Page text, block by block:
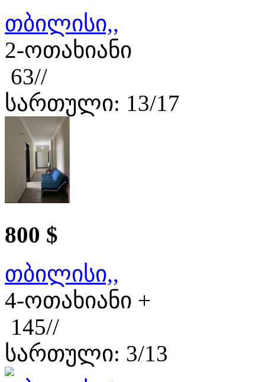
თბილისი,,
2-ოთახიანი
63//
სართული: 13/17
800 $
თბილისი,,
4-ოთახიანი +
145//
სართული: 3/13